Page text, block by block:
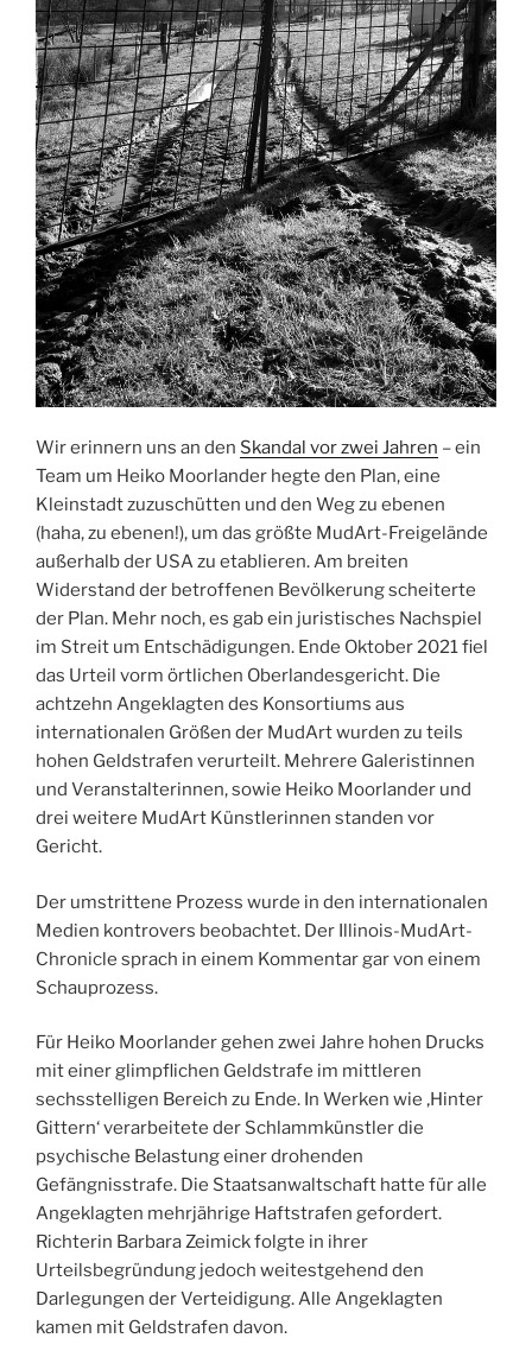
Wir erinnern uns an den Skandal vor zwei Jahren – ein
Team um Heiko Moorlander hegte den Plan, eine
Kleinstadt zuzuschütten und den Weg zu ebenen
(haha, zu ebenen!), um das größte MudArt-Freigelände
außerhalb der USA zu etablieren. Am breiten
Widerstand der betroffenen Bevölkerung scheiterte
der Plan. Mehr noch, es gab ein juristisches Nachspiel
im Streit um Entschädigungen. Ende Oktober 2021 fiel
das Urteil vorm örtlichen Oberlandesgericht. Die
achtzehn Angeklagten des Konsortiums aus
internationalen Größen der MudArt wurden zu teils
hohen Geldstrafen verurteilt. Mehrere Galeristinnen
und Veranstalterinnen, sowie Heiko Moorlander und
drei weitere MudArt Künstlerinnen standen vor
Gericht.
Der umstrittene Prozess wurde in den internationalen
Medien kontrovers beobachtet. Der Illinois-MudArt-
Chronicle sprach in einem Kommentar gar von einem
Schauprozess.
Für Heiko Moorlander gehen zwei Jahre hohen Drucks
mit einer glimpflichen Geldstrafe im mittleren
sechsstelligen Bereich zu Ende. In Werken wie ‚Hinter
Gittern‘ verarbeitete der Schlammkünstler die
psychische Belastung einer drohenden
Gefängnisstrafe. Die Staatsanwaltschaft hatte für alle
Angeklagten mehrjährige Haftstrafen gefordert.
Richterin Barbara Zeimick folgte in ihrer
Urteilsbegründung jedoch weitestgehend den
Darlegungen der Verteidigung. Alle Angeklagten
kamen mit Geldstrafen davon.